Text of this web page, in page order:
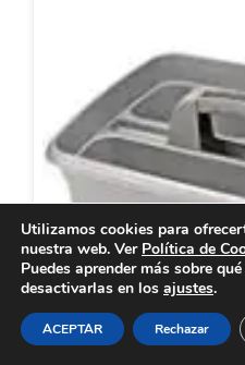
Utilizamos cookies para
nuestra web. Ver Política de
Puedes aprender más sobre
desactivarlas en los ajustes.
ACEPTAR Rechazar